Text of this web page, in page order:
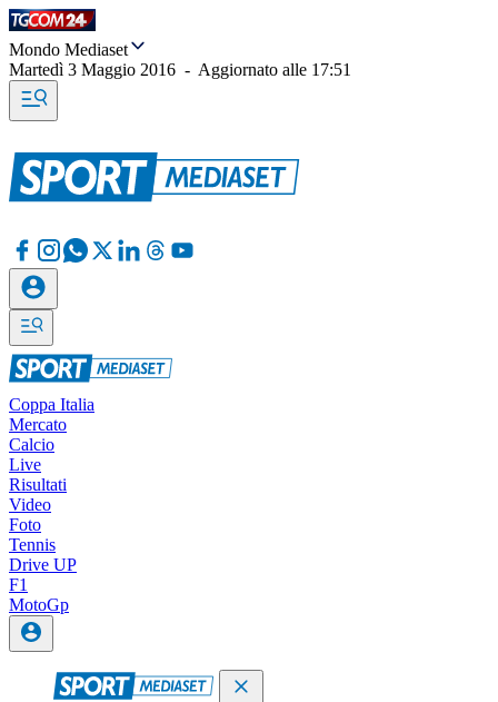
Mondo Mediaset
Martedì 3 Maggio 2016 - Aggiornato alle 17:51
Coppa Italia
Mercato
Calcio
Live
Risultati
Video
Foto
Tennis
Drive UP
F1
MotoGp